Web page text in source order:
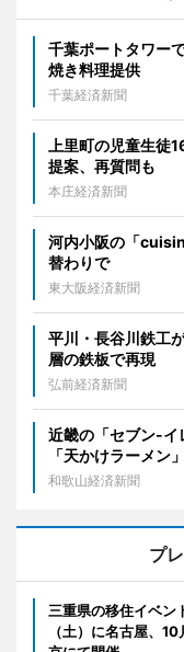
千葉ポートタワー
焼き料理提供
千葉経済新聞
上里町の児童生
提案、再質問も
本庄経済新聞
河内小阪の「
替わりで
東大阪経済新聞
平川・長谷川鉄工
層の鉄板で再現
弘前経済新聞
近畿の「セブン-
「天かけラーメン
和歌山経済新聞
プ
三重県の移住イベ
（土）に名古屋、